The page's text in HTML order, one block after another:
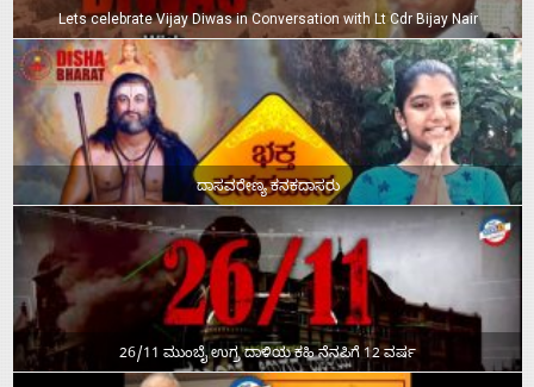
Lets celebrate Vijay Diwas in Conversation with Lt Cdr Bijay Nair
ದಾಸವರೇಣ್ಯ ಕನಕದಾಸರು
26/11 ಮುಂಬೈ ಉಗ್ರ ದಾಳಿಯ ಕಹಿ ನೆನಪಿಗೆ 12 ವರ್ಷ